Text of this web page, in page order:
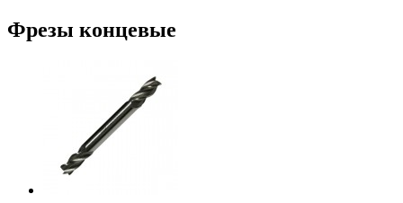
Фрезы концевые